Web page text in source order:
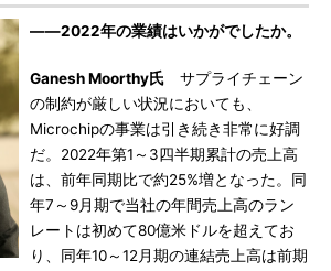
――2022年の業績はいかがでしたか。
Ganesh Moorthy氏 サプライチェーン
の制約が厳しい状況においても、
Microchipの事業は引き続き非常に好調
だ。2022年第1～3四半期累計の売上高
は、前年同期比で約25%増となった。同
年7～9月期で当社の年間売上高のラン
レートは初めて80億米ドルを超えてお
り、同年10～12月期の連結売上高は前期